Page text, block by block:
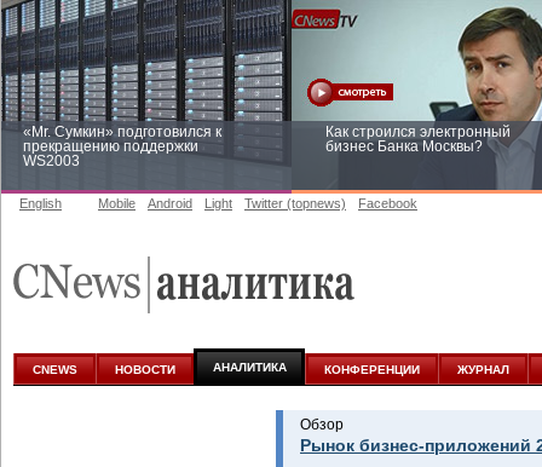
«Mr. Сумкин» подготовился к
прекращению поддержки
WS2003
Как строился электронный
бизнес Банка Москвы?
аналитике
English Mobile Android Light Twitter (topnews) Facebook
CNEWS НОВОСТИ АНАЛИТИКА КОНФЕРЕНЦИИ ЖУРНАЛ
Обзор
Рынок бизнес-приложений